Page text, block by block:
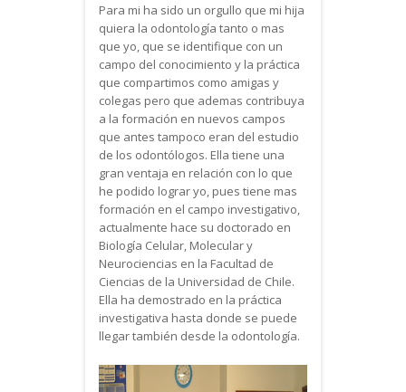
Para mi ha sido un orgullo que mi hija
quiera la odontología tanto o mas
que yo, que se identifique con un
campo del conocimiento y la práctica
que compartimos como amigas y
colegas pero que ademas contribuya
a la formación en nuevos campos
que antes tampoco eran del estudio
de los odontólogos. Ella tiene una
gran ventaja en relación con lo que
he podido lograr yo, pues tiene mas
formación en el campo investigativo,
actualmente hace su doctorado en
Biología Celular, Molecular y
Neurociencias en la Facultad de
Ciencias de la Universidad de Chile.
Ella ha demostrado en la práctica
investigativa hasta donde se puede
llegar también desde la odontología.